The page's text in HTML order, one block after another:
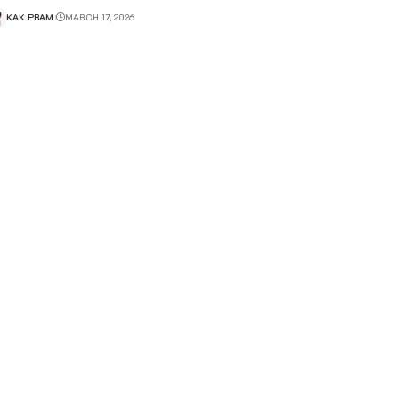
KAK PRAM MARCH 17, 2026